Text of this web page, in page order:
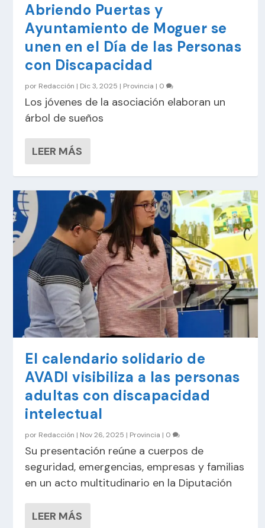
Abriendo Puertas y
Ayuntamiento de Moguer se
unen en el Día de las Personas
con Discapacidad
por Redacción | Dic 3, 2025 | Provincia | 0
Los jóvenes de la asociación elaboran un
árbol de sueños
LEER MÁS
El calendario solidario de
AVADI visibiliza a las personas
adultas con discapacidad
intelectual
por Redacción | Nov 26, 2025 | Provincia | 0
Su presentación reúne a cuerpos de
seguridad, emergencias, empresas y familias
en un acto multitudinario en la Diputación
LEER MÁS